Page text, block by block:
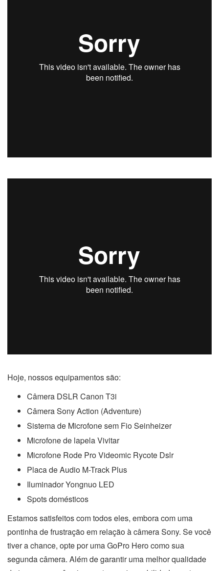
Hoje, nossos equipamentos são:
Câmera DSLR Canon T3i
Câmera Sony Action (Adventure)
Sistema de Microfone sem Fio Seinheizer
Microfone de lapela Vivitar
Microfone Rode Pro Videomic Rycote Dslr
Placa de Audio M-Track Plus
Iluminador Yongnuo LED
Spots domésticos
Estamos satisfeitos com todos eles, embora com uma
pontinha de frustração em relação à câmera Sony. Se você
tiver a chance, opte por uma GoPro Hero como sua
segunda câmera. Além de garantir uma melhor qualidade